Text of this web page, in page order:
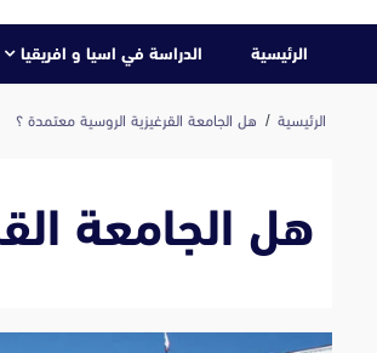
الرئيسية الدراسة في اسيا و افريقيا
الرئيسية هل الجامعة القرغيزية الروسية معتمدة ؟
هل الجامعة